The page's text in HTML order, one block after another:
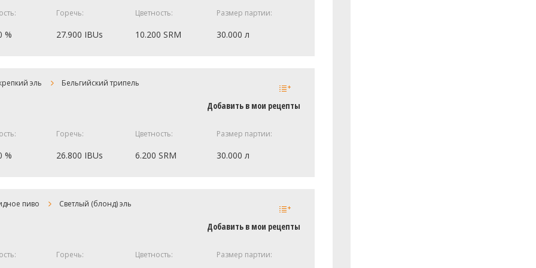
Горечь: Цветность: Размер партии:
% 27.900 IBUs 10.200 SRM 30.000 л
5 кг
полностью
эль Бельгийский трипель
Добавить в мои рецепты
Горечь: Цветность: Размер партии:
% 26.800 IBUs 6.200 SRM 30.000 л
3.4 кг
пиво Светлый (блонд) эль
Добавить в мои рецепты
Горечь: Цветность: Размер партии: